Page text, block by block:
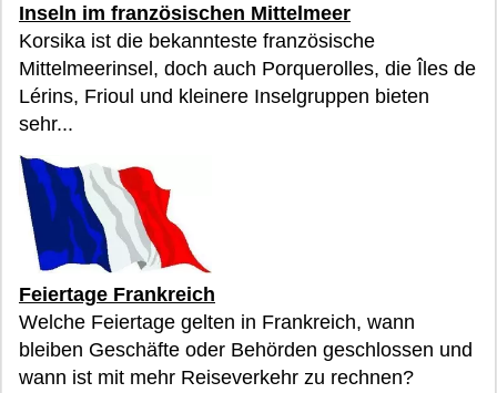
Inseln im französischen Mittelmeer
Korsika ist die bekannteste französische
Mittelmeerinsel, doch auch Porquerolles, die Îles de
Lérins, Frioul und kleinere Inselgruppen bieten
sehr...
Feiertage Frankreich
Welche Feiertage gelten in Frankreich, wann
bleiben Geschäfte oder Behörden geschlossen und
wann ist mit mehr Reiseverkehr zu rechnen?